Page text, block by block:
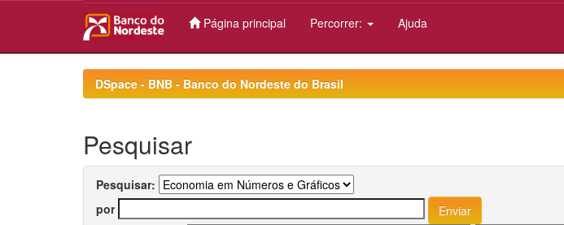
Página principal Percorrer: Ajuda
DSpace - BNB - Banco do Nordeste do Brasil
Pesquisar
Pesquisar:
por